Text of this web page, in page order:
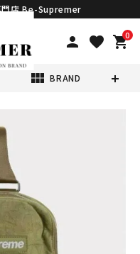
門店 Be-Supremer
person favorite 0
shopping_cart
view_module BRAND